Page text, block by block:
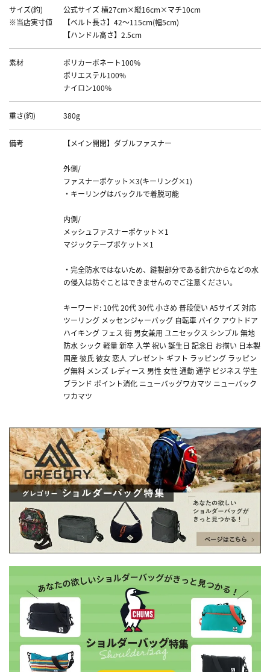
サイズ(約)
※当店実寸値
公式サイズ 横27cm×縦16cm×マチ10cm
【ベルト長さ】42～115cm(幅5cm)
【ハンドル高さ】2.5cm
素材
ポリカーボネート100%
ポリエステル100%
ナイロン100%
重さ(約) 380g
備考 【メイン開閉】ダブルファスナー
外側/
ファスナーポケット×3(キーリング×1)
・キーリングはバックルで着脱可能
内側/
メッシュファスナーポケット×1
マジックテープポケット×1
・完全防水ではないため、縫製部分である針穴からなどの水
の侵入は防ぐことはできませんのでご注意ください。
キーワード: 10代 20代 30代 小さめ 普段使い A5サイズ 対応
ツーリング メッセンジャーバッグ 自転車 バイク アウトドア
ハイキング フェス 街 男女兼用 ユニセックス シンプル 無地
防水 シック 軽量 新卒 入学 祝い 誕生日 記念日 お揃い 日本製
国産 彼氏 彼女 恋人 プレゼント ギフト ラッピング ラッピン
グ無料 メンズ レディース 男性 女性 通勤 通学 ビジネス 学生
ブランド ポイント消化 ニューバッグワカマツ ニューバック
ワカマツ